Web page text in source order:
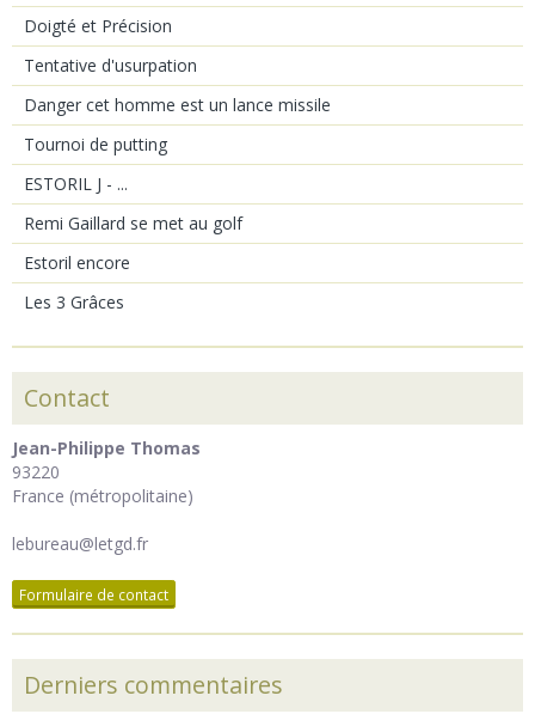
Doigté et Précision
Tentative d'usurpation
Danger cet homme est un lance missile
Tournoi de putting
ESTORIL J - ...
Remi Gaillard se met au golf
Estoril encore
Les 3 Grâces
Contact
Jean-Philippe Thomas
93220
France (métropolitaine)
lebureau@letgd.fr
Formulaire de contact
Derniers commentaires